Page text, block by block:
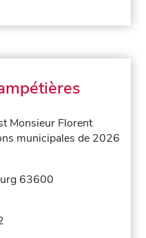
Monsieur Florent
municipales de 2026
63600